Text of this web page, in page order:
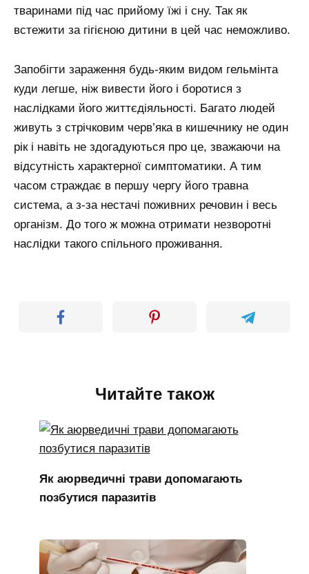
тваринами під час прийому їжі і сну. Так як
встежити за гігієною дитини в цей час неможливо.
Запобігти зараження будь-яким видом гельмінта
куди легше, ніж вивести його і боротися з
наслідками його життєдіяльності. Багато людей
живуть з стрічковим черв’яка в кишечнику не один
рік і навіть не здогадуються про це, зважаючи на
відсутність характерної симптоматики. А тим
часом страждає в першу чергу його травна
система, а з-за нестачі поживних речовин і весь
організм. До того ж можна отримати незворотні
наслідки такого спільного проживання.
Читайте також
Як аюрведичні трави допомагають
позбутися паразитів